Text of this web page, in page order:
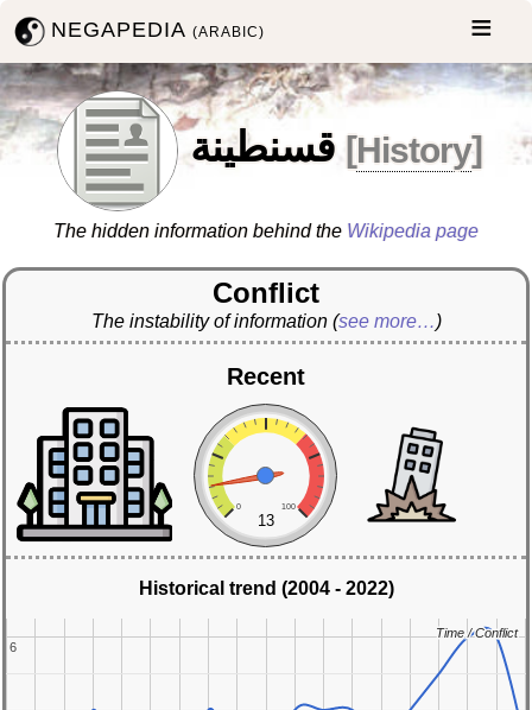
NEGAPEDIA(ARABIC)
قسنطينة [History]
The hidden information behind the Wikipedia page
Conflict
The instability of information (see more…)
Recent
0 100
13
Historical trend (2004 - 2022)
6
6
Time / Conflict
Time / Conflict